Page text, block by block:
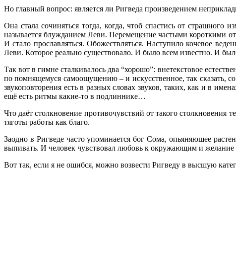
Но главный вопрос: является ли Ригведа произведением
Она стала сочиняться тогда, когда, чтоб спастись от
называется блужданием Леви. Перемещение частыми короткими
И стало прославляться. Обожествляться. Наступило кочевое
Леви. Которое реально существовало. И было всем известно. И
Так вот в гимне сталкивалось два “хорошо”: внетекстовое
по помнящемуся самоощущению – и искусственное, так сказать,
звукоповторения есть в разных словах звуков, таких, как и в
ещё есть ритмы какие-то в подлиннике…
Что даёт столкновение противочувствий от такого
тяготы работы как благо.
Заодно в Ригведе часто упоминается бог Сома, опьяняющее
выпивать. И человек чувствовал любовь к окружающим и желание
Вот так, если я не ошибся, можно возвести Ригведу в высшую